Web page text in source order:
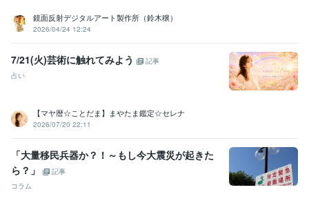
プログラミング言語・フレームワーク
Google Cloud Platform:5年
Google サイト:20年
Google ドキュメント:10年PowerPoint:20年
Google Analytics:7年
Adobe Illustrator:3年Adobe Flash:7年
ビジネス代行・事務代行 契約書・業務委託契約書・利用規約修正 契
約書・業務委託契約・利用規約作成
鏡面反射デジタルアート製作所（鈴木穣）
2026/04/24 12:24
7/21(火)芸術に触れてみよう
記事
占い
【マヤ暦☆ことだま】まやたま鑑定☆セレナ
2026/07/20 22:11
「大量移民兵器か？！～もし今大震災が起きた
ら？」
記事
コラム